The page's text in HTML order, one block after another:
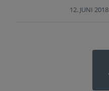
12. JUNI 2018
/